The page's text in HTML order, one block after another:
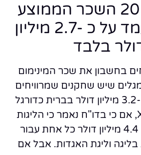
בשנת 2017 השכר הממוצע
ב- NFL עמד על כ -2.7 מיליון
בלבד
בחשבון את שכר המינימום
שיש שחקנים שמרוויחים
בין 1.5 מיליון ל -3.2 מיליון דולר בברית כדורגל
אמריקאי ו- XFL, אם כי בדו"ח נאמר כי הליגות
הללו מרוויחות 4.4 מיליון דולר כל אחת עבור
וליגת האגדות. אבל אם